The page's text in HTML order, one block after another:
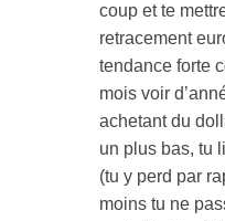
coup et te
retracement
tendance forte
mois voir
achetant du
un plus bas, tu
(tu y perd par
moins tu ne